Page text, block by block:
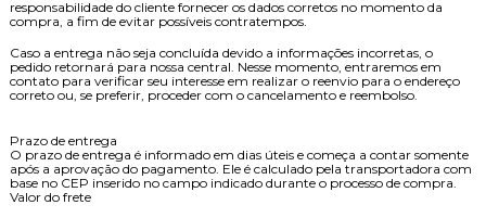
responsabilidade do cliente fornecer os dados corretos no momento da
compra, a fim de evitar possíveis contratempos.
Caso a entrega não seja concluída devido a informações incorretas, o
pedido retornará para nossa central. Nesse momento, entraremos em
contato para verificar seu interesse em realizar o reenvio para o endereço
correto ou, se preferir, proceder com o cancelamento e reembolso.
Prazo de entrega
O prazo de entrega é informado em dias úteis e começa a contar somente
após a aprovação do pagamento. Ele é calculado pela transportadora com
base no CEP inserido no campo indicado durante o processo de compra.
Valor do frete